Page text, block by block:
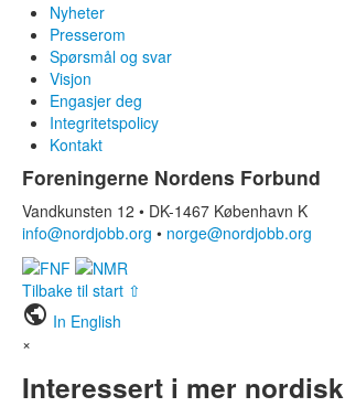
Nyheter
Presserom
Spørsmål og svar
Visjon
Engasjer deg
Integritetspolicy
Kontakt
Foreningerne Nordens Forbund
Vandkunsten 12 • DK-1467 København K
info@nordjobb.org • norge@nordjobb.org
Tilbake til start ⇧
public In English
×
Interessert i mer nordisk